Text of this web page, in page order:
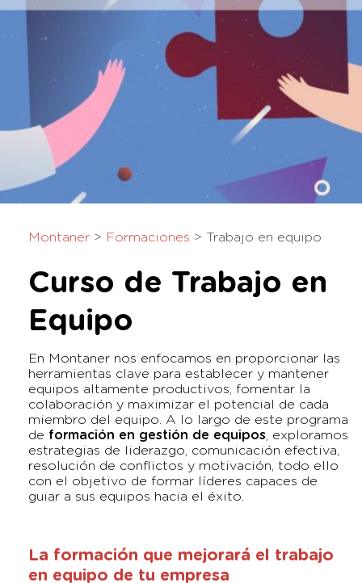
Montaner > Formaciones > Trabajo en equipo
Curso de Trabajo en
Equipo
En Montaner nos enfocamos en proporcionar las
herramientas clave para establecer y mantener
equipos altamente productivos, fomentar la
colaboración y maximizar el potencial de cada
miembro del equipo. A lo largo de este programa
de formación en gestión de equipos , exploramos
estrategias de liderazgo, comunicación efectiva,
resolución de conflictos y motivación, todo ello
con el objetivo de formar líderes capaces de
guiar a sus equipos hacia el éxito.
La formación que mejorará el trabajo
en equipo de tu empresa